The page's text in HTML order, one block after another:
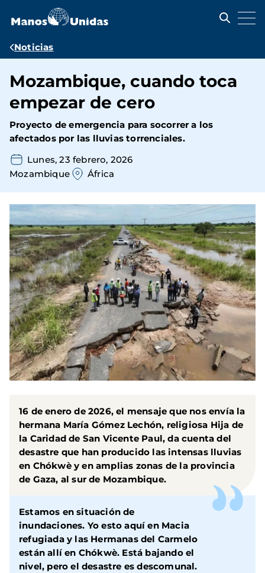
contenido
Ruta
navegación
Noticias
Mozambique, cuando toca
empezar de cero
Proyecto de emergencia para socorrer a los
afectados por las lluvias torrenciales.
Lunes, 23 febrero, 2026
Mozambique
África
16 de enero de 2026, el mensaje que nos envía la
hermana María Gómez Lechón, religiosa Hija de
la Caridad de San Vicente Paul, da cuenta del
desastre que han producido las intensas lluvias
en Chókwèy en amplias zonas de la provincia
de Gaza, al sur de Mozambique.
Estamos en situación de
inundaciones. Yo esto aquí en Macia
refugiada y las Hermanas del Carmelo
están allí en Chókwè. Está bajando el
nivel, pero el desastre es descomunal.